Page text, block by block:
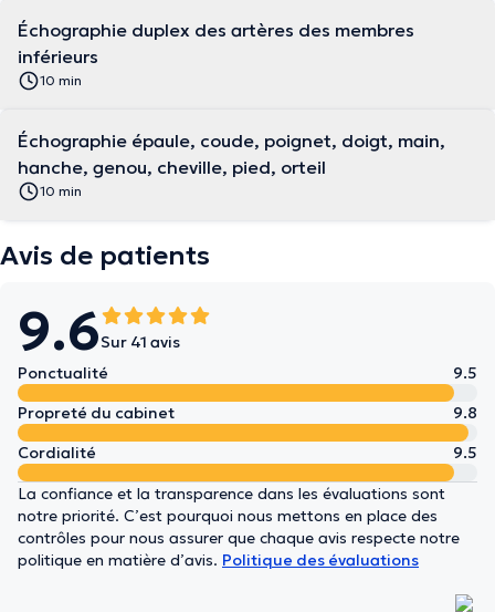
Échographie duplex des artères des membres
inférieurs
10 min
Échographie épaule, coude, poignet, doigt, main,
hanche, genou, cheville, pied, orteil
10 min
Avis de patients
9.6Sur 41 avis
Ponctualité
9.5
Propreté du cabinet
9.8
Cordialité
9.5
La confiance et la transparence dans les évaluations sont
notre priorité. C’est pourquoi nous mettons en place des
contrôles pour nous assurer que chaque avis respecte notre
politique en matière d’avis. Politique des évaluations